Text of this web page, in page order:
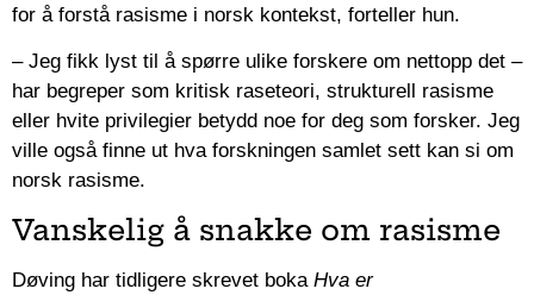
for å forstå rasisme i norsk kontekst, forteller hun.
– Jeg fikk lyst til å spørre ulike forskere om nettopp det –
har begreper som kritisk raseteori, strukturell rasisme
eller hvite privilegier betydd noe for deg som forsker. Jeg
ville også finne ut hva forskningen samlet sett kan si om
norsk rasisme.
Vanskelig å snakke om rasisme
Døving har tidligere skrevet boka Hva er